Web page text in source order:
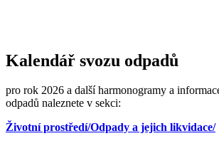
Kalendář svozu odpadů
pro rok 2026 a další harmonogramy a
odpadů naleznete v sekci:
Životní prostředí/Odpady a jejich likvidace/